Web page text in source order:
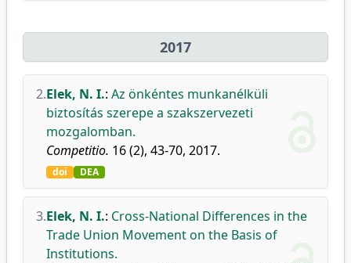
2017
2.Elek, N. I.: Az önkéntes munkanélküli
biztosítás szerepe a szakszervezeti
mozgalomban.
Competitio. 16 (2), 43-70, 2017.
doi DEA
3.Elek, N. I.: Cross-National Differences in the
Trade Union Movement on the Basis of
Institutions.